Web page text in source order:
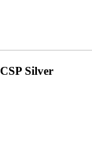
Silver